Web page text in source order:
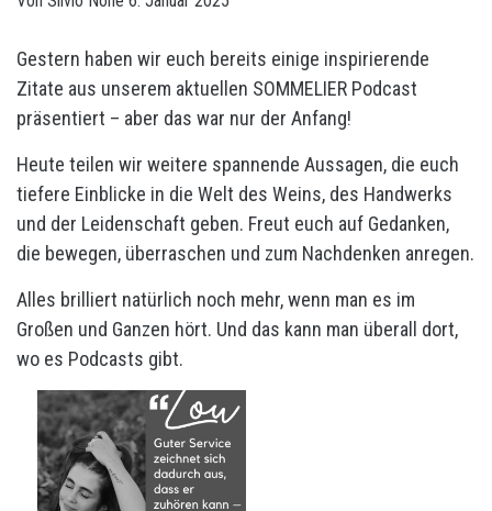
Gestern haben wir euch bereits einige inspirierende
Zitate aus unserem aktuellen SOMMELIER Podcast
präsentiert – aber das war nur der Anfang!
Heute teilen wir weitere spannende Aussagen, die euch
tiefere Einblicke in die Welt des Weins, des Handwerks
und der Leidenschaft geben. Freut euch auf Gedanken,
die bewegen, überraschen und zum Nachdenken anregen.
Alles brilliert natürlich noch mehr, wenn man es im
Großen und Ganzen hört. Und das kann man überall dort,
wo es Podcasts gibt.